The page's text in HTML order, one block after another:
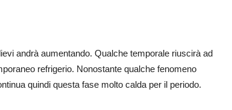
andrà aumentando. Qualche temporale riuscirà ad
refrigerio. Nonostante qualche fenomeno
quindi questa fase molto calda per il periodo.